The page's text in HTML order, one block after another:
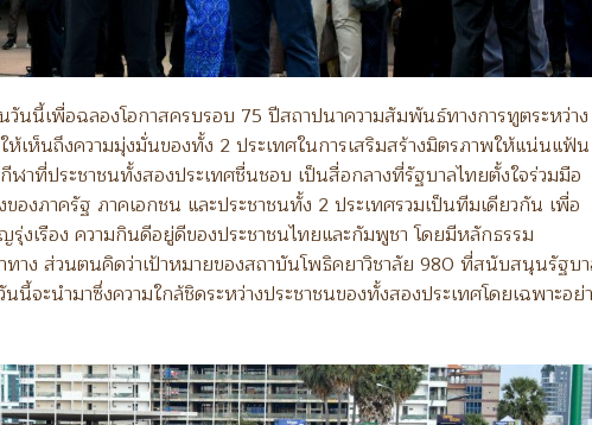
นนี้เพื่อฉลองโอกาสครบรอบ 75 ปีสถาปนาความสัมพันธ์ทางการทูตระหว่าง
เห็นถึงความมุ่งมั่นของทั้ง 2 ประเทศในการเสริมสร้างมิตรภาพให้แน่นแฟ้น
าที่ประชาชนทั้งสองประเทศชื่นชอบ เป็นสื่อกลางที่รัฐบาลไทยตั้งใจร่วมมือ
งภาครัฐ ภาคเอกชน และประชาชนทั้ง 2 ประเทศรวมเป็นทีมเดียวกัน เพื่อ
งเรือง ความกินดีอยู่ดีของประชาชนไทยและกัมพูชา โดยมีหลักธรรม
าง ส่วนตนคิดว่าเป้าหมายของสถาบันโพธิคยาวิชาลัย 980 ที่สนับสนุนรัฐบ
จะนำมาซึ่งความใกล้ชิดระหว่างประชาชนของทั้งสองประเทศโดยเฉพาะอย่